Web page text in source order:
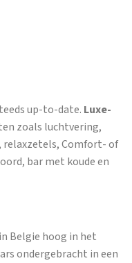
up-to-date. Luxe-
zoals luchtvering,
Comfort- of
bar met koude en
Belgie hoog in het
ondergebracht in een